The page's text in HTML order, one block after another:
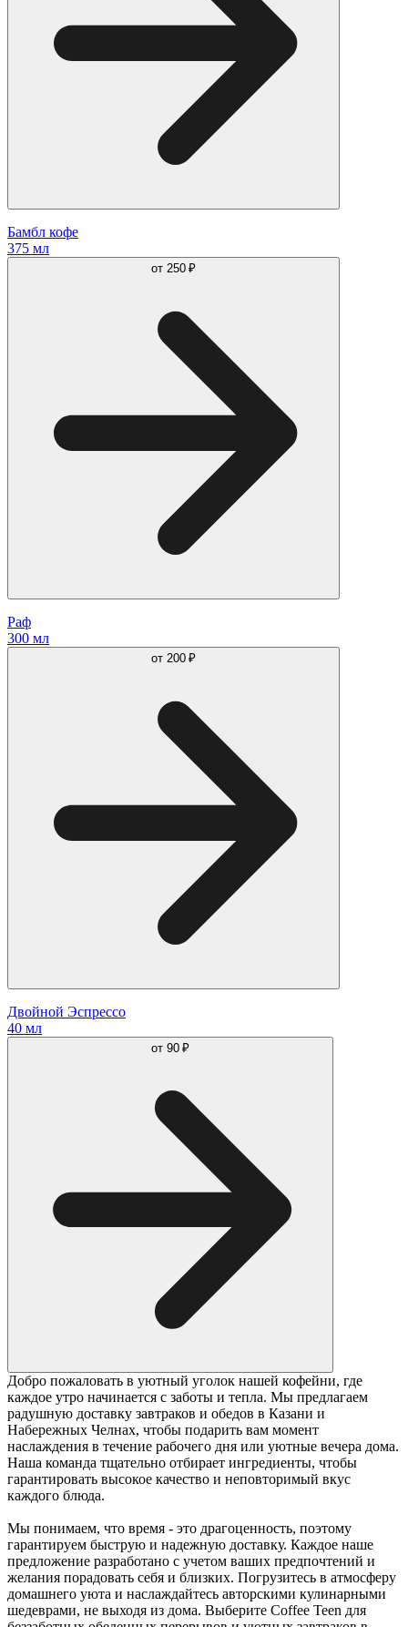
Бамбл кофе
375 мл
от 250 ₽
Раф
300 мл
от 200 ₽
Двойной Эспрессо
40 мл
от 90 ₽
Добро пожаловать в уютный уголок нашей кофейни, где
каждое утро начинается с заботы и тепла. Мы предлагаем
радушную доставку завтраков и обедов в Казани и
Набережных Челнах, чтобы подарить вам момент
наслаждения в течение рабочего дня или уютные вечера дома.
Наша команда тщательно отбирает ингредиенты, чтобы
гарантировать высокое качество и неповторимый вкус
каждого блюда.
Мы понимаем, что время - это драгоценность, поэтому
гарантируем быструю и надежную доставку. Каждое наше
предложение разработано с учетом ваших предпочтений и
желания порадовать себя и близких. Погрузитесь в атмосферу
домашнего уюта и наслаждайтесь авторскими кулинарными
шедеврами, не выходя из дома. Выберите Coffee Teen для